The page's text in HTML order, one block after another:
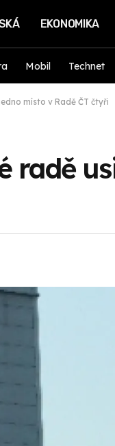
EKONOMIKA
Mobil Technet
místo v Radě ČT čtyři
radě